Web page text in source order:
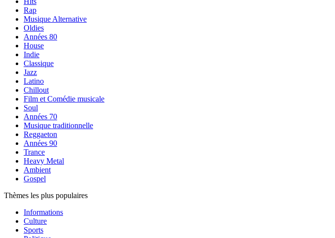
Rap
Musique Alternative
Oldies
Années 80
House
Indie
Classique
Jazz
Latino
Chillout
Film et Comédie musicale
Soul
Années 70
Musique traditionnelle
Reggaeton
Années 90
Trance
Heavy Metal
Ambient
Gospel
Thèmes les plus populaires
Informations
Culture
Sports